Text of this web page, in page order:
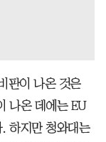
판이 나온 것은
나온 데에는 EU
하지만 청와대는